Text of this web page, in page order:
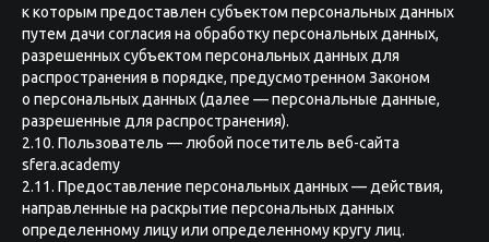
к которым предоставлен субъектом персональных данных
путем дачи согласия на обработку персональных данных,
разрешенных субъектом персональных данных для
распространения в порядке, предусмотренном Законом
о персональных данных (далее — персональные данные,
разрешенные для распространения).
2.10. Пользователь — любой посетитель веб-сайта
sfera.academy
2.11. Предоставление персональных данных — действия,
направленные на раскрытие персональных данных
определенному лицу или определенному кругу лиц.